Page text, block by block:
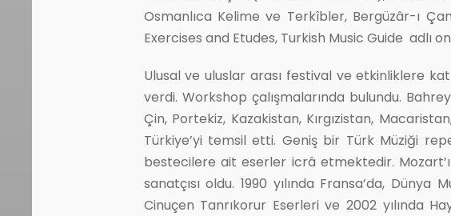
Osmanlıca Kelime ve Terkîbler, Bergüzâr-ı
Exercises and Etudes, Turkish Music Guide adlı
Ulusal ve uluslar arası festival ve etkinliklere
verdi. Workshop çalışmalarında bulundu.
Çin, Portekiz, Kazakistan, Kırgızistan,
Türkiye’yi temsil etti. Geniş bir Türk Müziği
bestecilere ait eserler icrâ etmektedir.
sanatçısı oldu. 1990 yılında Fransa’da, Dünya
Cinuçen Tanrıkorur Eserleri ve 2002 yılında